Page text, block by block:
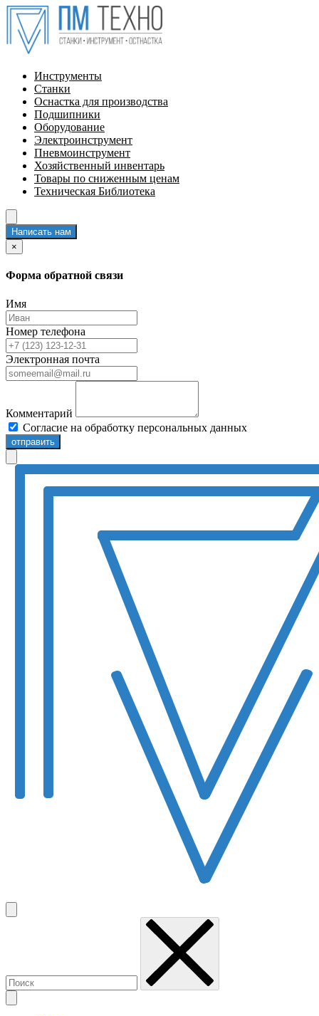
Инструменты
Станки
Оснастка для производства
Подшипники
Оборудование
Электроинструмент
Пневмоинструмент
Хозяйственный инвентарь
Товары по сниженным ценам
Техническая Библиотека
Написать нам
×
Форма обратной связи
Имя
Номер телефона
Электронная почта
Комментарий
Согласие на обработку персональных данных
отправить